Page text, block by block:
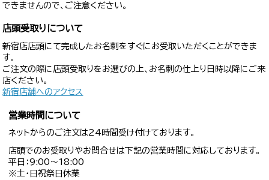
できませんので、ご注意ください。
店頭受取りについて
新宿店店頭にて完成したお名刺をすぐにお受取いただくことができま
す。
ご注文の際に店頭受取りをお選びの上、お名刺の仕上り日時以降にご来
店ください。
新宿店舗へのアクセス
営業時間について
ネットからのご注文は24時間受け付けております。
店頭でのお受取りやお問合せは下記の営業時間に対応しております。
平日：9:00〜18:00
※土・日祝祭日休業